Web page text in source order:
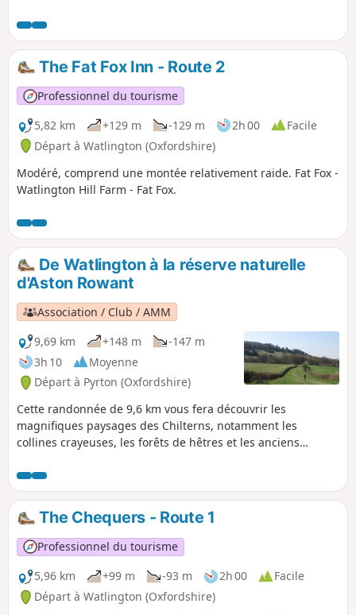
The Fat Fox Inn - Route 2
Professionnel du tourisme
5,82 km
+129 m -129 m 2h 00
Facile
Départ à Watlington (Oxfordshire)
Modéré, comprend une montée relativement raide. Fat Fox -
Watlington Hill Farm - Fat Fox.
De Watlington à la réserve naturelle
d'Aston Rowant
Association / Club / AMM
9,69 km
+148 m
-147 m
3h 10
Moyenne
Départ à Pyrton (Oxfordshire)
Cette randonnée de 9,6 km vous fera découvrir les
magnifiques paysages des Chilterns, notamment les
collines crayeuses, les forêts de hêtres et les anciens
longe la réserve naturelle nationale d'Aston Rowant,
perchée au sommet de la colline, qui offre une vue
imprenable sur la vallée de l'Oxfordshire. La ville historique
de Watlington mérite le détour au retour. Promenade
modérée sur des chemins et des sentiers non goudronnés
avec deux longues montées raides. Cette promenade
comporte deux échaliers et 10 barrières.
The Chequers - Route 1
Professionnel du tourisme
5,96 km
+99 m -93 m 2h 00
Facile
Départ à Watlington (Oxfordshire)